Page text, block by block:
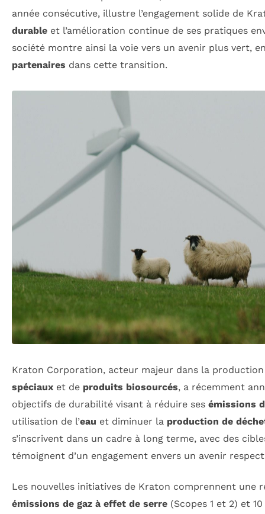
année consécutive, illustre l’engagement solide de
durable et l’amélioration continue de ses pratiques
société montre ainsi la voie vers un avenir plus vert,
partenaires dans cette transition.
Kraton Corporation, acteur majeur dans la
spéciaux et de produits biosourcés, a récemment
objectifs de durabilité visant à réduire ses émissions
utilisation de l’eau et diminuer la production de
s’inscrivent dans un cadre à long terme, avec des
témoignent d’un engagement envers un avenir
Les nouvelles initiatives de Kraton comprennent une
émissions de gaz à effet de serre (Scopes 1 et 2) et